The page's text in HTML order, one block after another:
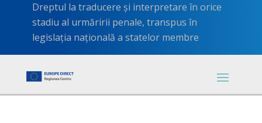
Dreptul la traducere şi interpretare în orice
stadiu al urmăririi penale, transpus în
legislația națională a statelor membre